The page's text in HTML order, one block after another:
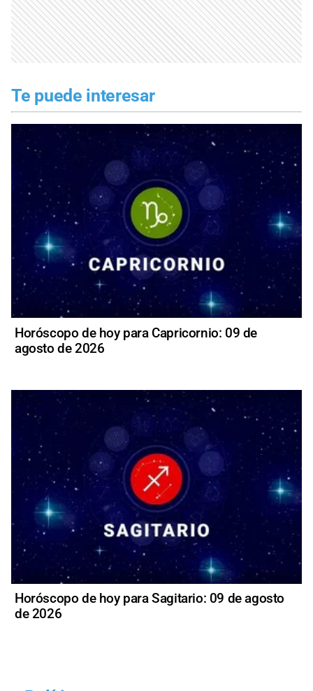
Te puede interesar
Horóscopo de hoy para Capricornio: 09 de
agosto de 2026
Horóscopo de hoy para Sagitario: 09 de agosto
de 2026